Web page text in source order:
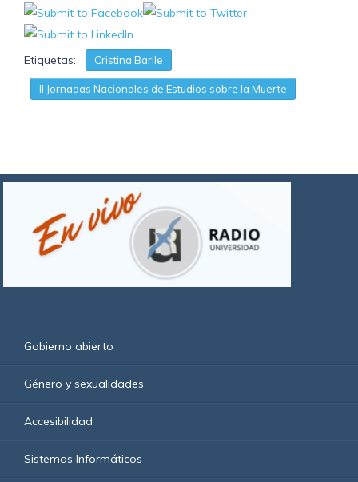
Etiquetas: Cristina Barile
II Jornadas Nacionales de Estudios sobre la Muerte
Gobierno abierto
Género y sexualidades
Accesibilidad
Sistemas Informáticos